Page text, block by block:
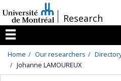
au
contenu
/Research
Menu
Home Our researchers
Johanne LAMOUREUX